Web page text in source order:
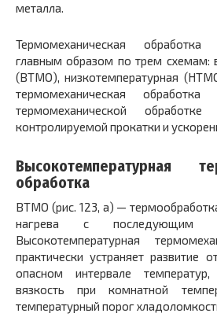
металла.
Термомеханическая обработка
главным образом по трем схемам:
(ВТМО), низкотемпературная
термомеханическая
термомеханической обработке
контролируемой прокатки и
Высокотемпературная
обработка
ВТМО (рис. 123, а) —
нагрева с последующим
Высокотемпературная
практически устраняет развитие
опасном интервале
вязкость при комнатной
температурный порог